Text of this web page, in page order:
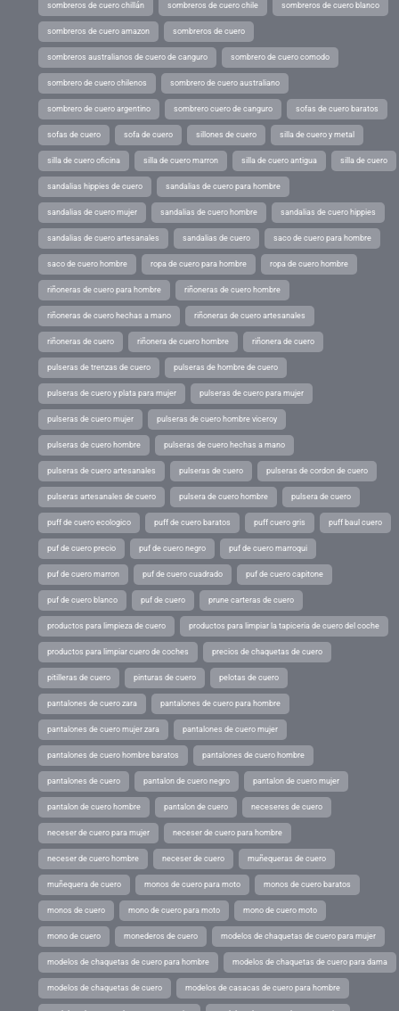
sombreros de cuero chillán sombreros de cuero chile sombreros de cuero blanco
sombreros de cuero amazon sombreros de cuero
sombreros australianos de cuero de canguro sombrero de cuero comodo
sombrero de cuero chilenos sombrero de cuero australiano
sombrero de cuero argentino sombrero cuero de canguro sofas de cuero baratos
sofas de cuero sofa de cuero sillones de cuero silla de cuero y metal
silla de cuero oficina silla de cuero marron silla de cuero antigua silla de cuero
sandalias hippies de cuero sandalias de cuero para hombre
sandalias de cuero mujer sandalias de cuero hombre sandalias de cuero hippies
sandalias de cuero artesanales sandalias de cuero saco de cuero para hombre
saco de cuero hombre ropa de cuero para hombre ropa de cuero hombre
riñoneras de cuero para hombre riñoneras de cuero hombre
riñoneras de cuero hechas a mano riñoneras de cuero artesanales
riñoneras de cuero riñonera de cuero hombre riñonera de cuero
pulseras de trenzas de cuero pulseras de hombre de cuero
pulseras de cuero y plata para mujer pulseras de cuero para mujer
pulseras de cuero mujer pulseras de cuero hombre viceroy
pulseras de cuero hombre pulseras de cuero hechas a mano
pulseras de cuero artesanales pulseras de cuero pulseras de cordon de cuero
pulseras artesanales de cuero pulsera de cuero hombre pulsera de cuero
puff de cuero ecologico puff de cuero baratos puff cuero gris puff baul cuero
puf de cuero precio puf de cuero negro puf de cuero marroqui
puf de cuero marron puf de cuero cuadrado puf de cuero capitone
puf de cuero blanco puf de cuero prune carteras de cuero
productos para limpieza de cuero productos para limpiar la tapiceria de cuero del coche
productos para limpiar cuero de coches precios de chaquetas de cuero
pitilleras de cuero pinturas de cuero pelotas de cuero
pantalones de cuero zara pantalones de cuero para hombre
pantalones de cuero mujer zara pantalones de cuero mujer
pantalones de cuero hombre baratos pantalones de cuero hombre
pantalones de cuero pantalon de cuero negro pantalon de cuero mujer
pantalon de cuero hombre pantalon de cuero neceseres de cuero
neceser de cuero para mujer neceser de cuero para hombre
neceser de cuero hombre neceser de cuero muñequeras de cuero
muñequera de cuero monos de cuero para moto monos de cuero baratos
monos de cuero mono de cuero para moto mono de cuero moto
mono de cuero monederos de cuero modelos de chaquetas de cuero para mujer
modelos de chaquetas de cuero para hombre modelos de chaquetas de cuero para dama
modelos de chaquetas de cuero modelos de casacas de cuero para hombre